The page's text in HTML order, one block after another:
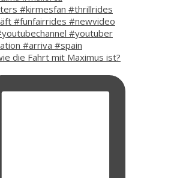
die Fahrt mit Maximus ist?